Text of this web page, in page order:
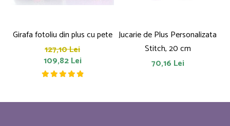
Girafa fotoliu din plus cu pete
127,10 Lei
109,82 Lei
Jucarie de Plus Personalizata
Stitch, 20 cm
70,16 Lei